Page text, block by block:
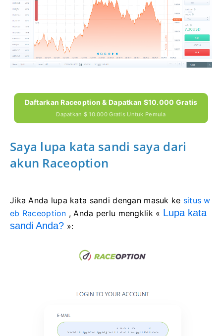
Daftarkan Raceoption & Dapatkan $10.000 Gratis
Dapatkan $ 10.000 Gratis Untuk Pemula
Saya lupa kata sandi saya dari
akun Raceoption
Jika Anda lupa kata sandi dengan masuk ke situs w
eb Raceoption , Anda perlu mengklik « Lupa kata
sandi Anda? »: